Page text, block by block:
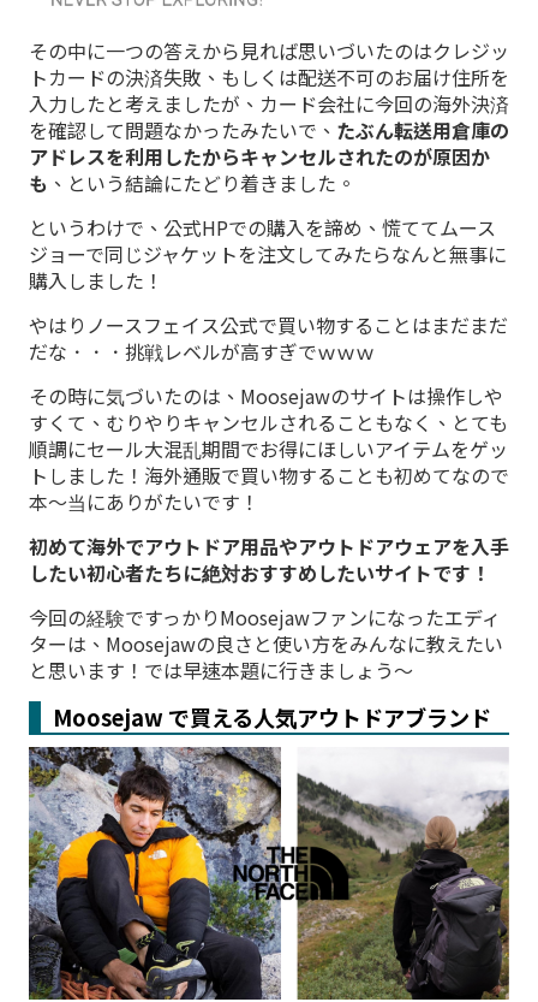
その中に一つの答えから見れば思いづいたのはクレジッ
トカードの決済失敗、もしくは配送不可のお届け住所を
入力したと考えましたが、カード会社に今回の海外決済
を確認して問題なかったみたいで、 たぶん転送用倉庫の
アドレスを利用したからキャンセルされたのが原因か
も 、という結論にたどり着きました。
というわけで、公式HPでの購入を諦め、慌ててムース
ジョーで同じジャケットを注文してみたらなんと無事に
購入しました！
やはりノースフェイス公式で買い物することはまだまだ
だな．．．挑戦レベルが高すぎでｗｗｗ
その時に気づいたのは、Moosejawのサイトは操作しや
すくて、むりやりキャンセルされることもなく、とても
順調にセール大混乱期間でお得にほしいアイテムをゲッ
トしました！海外通販で買い物することも初めてなので
本～当にありがたいです！
初めて海外でアウトドア用品やアウトドアウェアを入手
したい初心者たちに絶対おすすめしたいサイトです！
今回の経験ですっかりMoosejawファンになったエディ
ターは、Moosejawの良さと使い方をみんなに教えたい
と思います！では早速本題に行きましょう～
Moosejaw で買える人気アウトドアブランド